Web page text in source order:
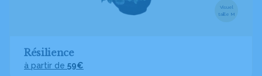
Visuel
taille M
Résilience
à partir de 59€